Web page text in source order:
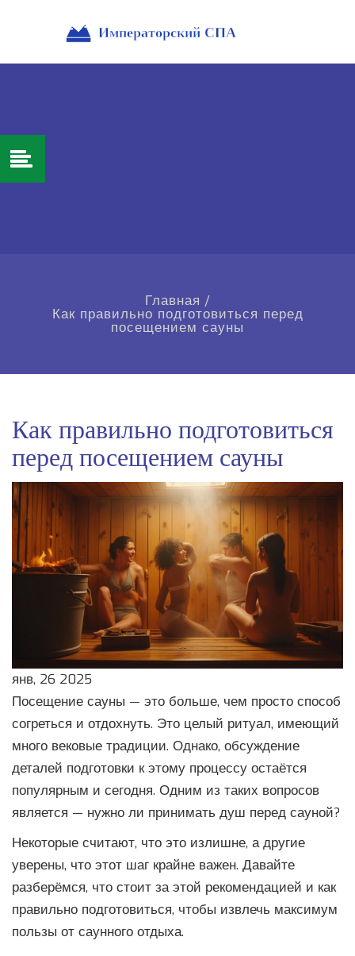
Главная /
Как правильно подготовиться перед
посещением сауны
Как правильно подготовиться
перед посещением сауны
янв, 26 2025
Посещение сауны — это больше, чем просто способ
согреться и отдохнуть. Это целый ритуал, имеющий
много вековые традиции. Однако, обсуждение
деталей подготовки к этому процессу остаётся
популярным и сегодня. Одним из таких вопросов
является — нужно ли принимать душ перед сауной?
Некоторые считают, что это излишне, а другие
уверены, что этот шаг крайне важен. Давайте
разберёмся, что стоит за этой рекомендацией и как
правильно подготовиться, чтобы извлечь максимум
пользы от саунного отдыха.